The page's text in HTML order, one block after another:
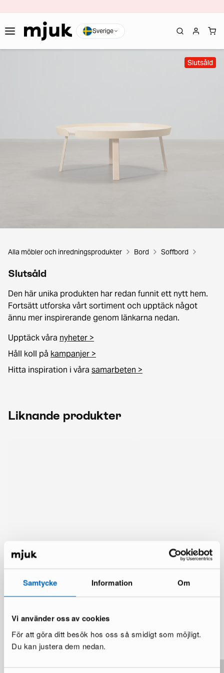
Samtycke Information Om
Vi använder oss av cookies
För att göra ditt besök hos oss så smidigt som möjligt.
Du kan justera dem nedan.
Sverige
Slutsåld
Alla möbler och inredningsprodukter Bord Soffbord
Slutsåld
Den här unika produkten har redan funnit ett nytt hem.
Fortsätt utforska vårt sortiment och upptäck något
ännu mer inspirerande genom länkarna nedan.
Upptäck våra nyheter >
Håll koll på kampanjer >
Hitta inspiration i våra samarbeten >
Liknande produkter
Du kanske också gillar
Visa mer